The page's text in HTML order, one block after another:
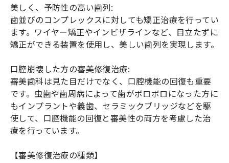
美しく、予防性の高い歯列:
歯並びのコンプレックスに対しても矯正治療を行ってい
ます。ワイヤー矯正やインビザラインなど、目立たずに
矯正ができる装置を使用し、美しい歯列を実現します。
口腔崩壊した方の審美修復治療:
審美歯科は見た目だけでなく、口腔機能の回復も重要
です。虫歯や歯周病によって歯がボロボロになった方に
もインプラントや義歯、セラミックブリッジなどを駆
使して、口腔機能の回復と審美性の両方を考慮した治
療を行っています。
【審美修復治療の種類】